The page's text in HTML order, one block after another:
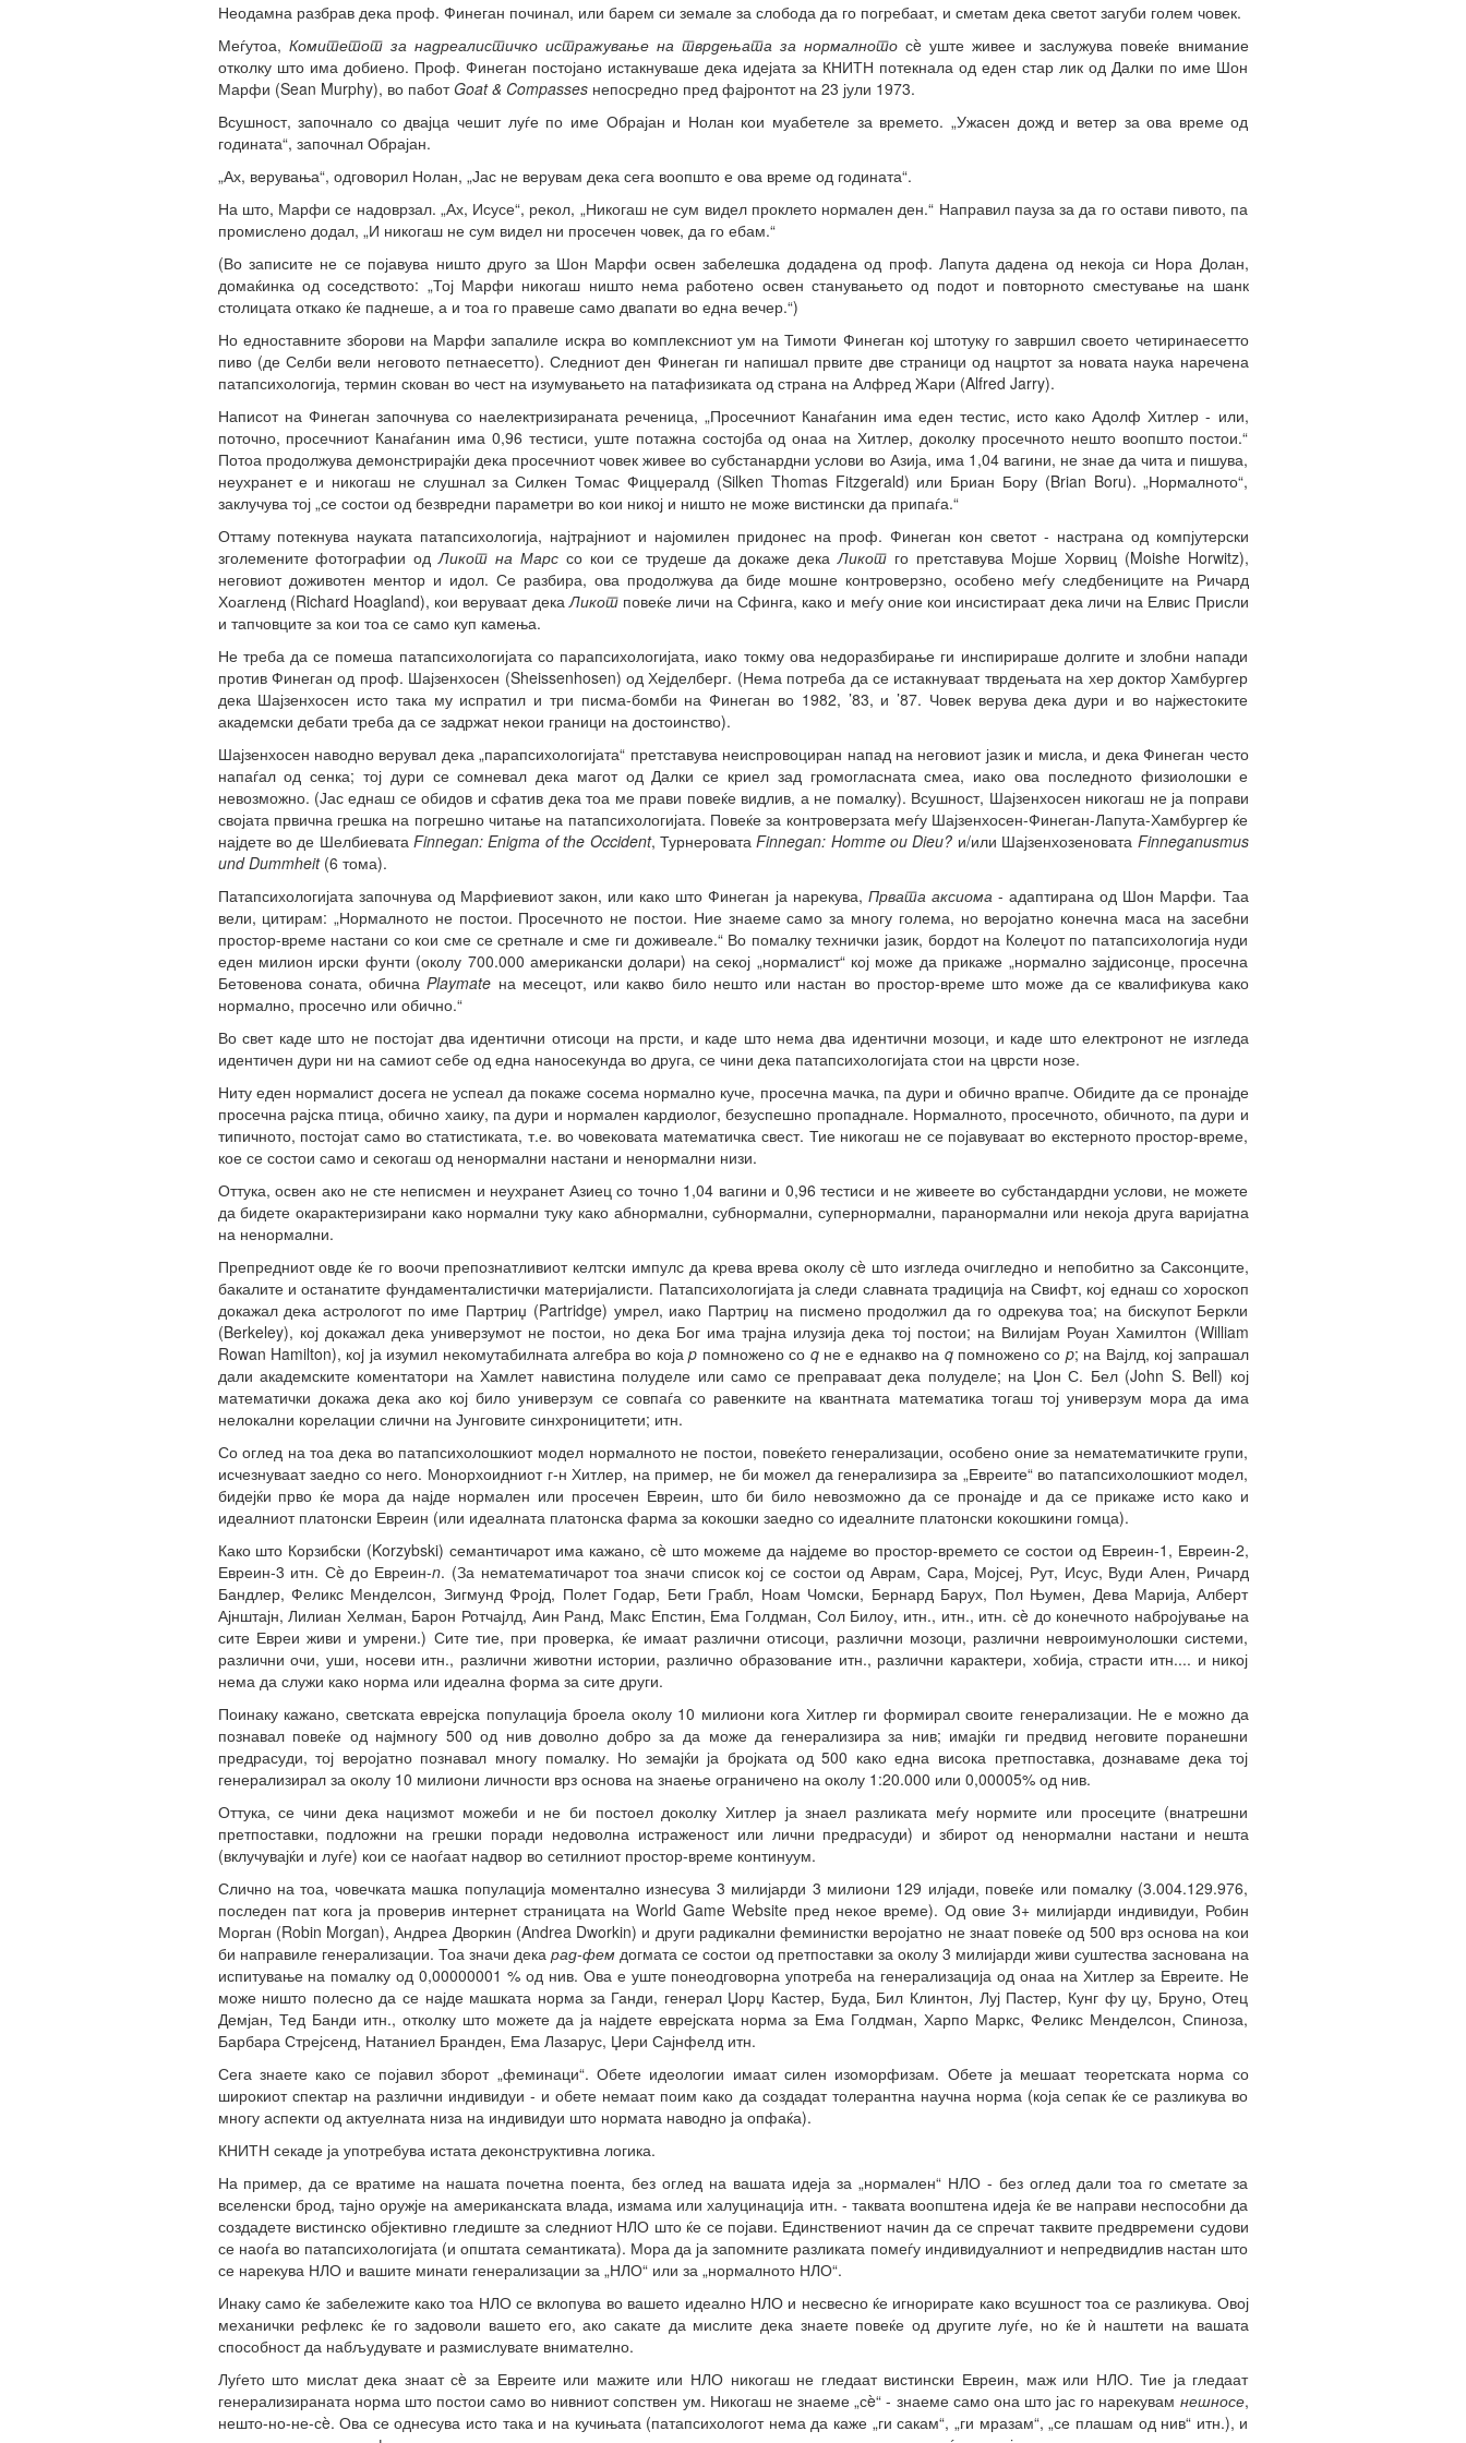
Неодамна разбрав дека проф. Финеган починал, или барем си земале за слобода да го погребаат, и сметам дека светот загуби голем човек.
Меѓутоа, Комитетот за надреалистичко истражување на тврдењата за нормалното сè уште живее и заслужува повеќе внимание
отколку што има добиено. Проф. Финеган постојано истакнуваше дека идејата за КНИТН потекнала од еден стар лик од Далки по име Шон
Марфи (Sean Murphy), во паботGoat & Compassesнепосредно пред фајронтот на 23 јули 1973.
Всушност, започнало со двајца чешит луѓе по име Обрајан и Нолан кои муабетеле за времето. „Ужасен дожд и ветер за ова време од
годината“, започнал Обрајан.
„Ах, верувања“, одговорил Нолан, „Јас не верувам дека сега воопшто е ова време од годината“.
На што, Марфи се надоврзал. „Ах, Исусе“, рекол, „Никогаш не сум видел проклето нормален ден.“ Направил пауза за да го остави пивото, па
промислено додал, „И никогаш не сум видел ни просечен човек, да го ебам.“
(Во записите не се појавува ништо друго за Шон Марфи освен забелешка додадена од проф. Лапута дадена од некоја си Нора Долан,
домаќинка од соседството: „Тој Марфи никогаш ништо нема работено освен станувањето од подот и повторното сместување на шанк
столицата откако ќе паднеше, а и тоа го правеше само двапати во една вечер.“)
Но едноставните зборови на Марфи запалиле искра во комплексниот ум на Тимоти Финеган кој штотуку го завршил своето четиринаесетто
пиво (де Селби вели неговото петнаесетто). Следниот ден Финеган ги напишал првите две страници од нацртот за новата наука наречена
патапсихологија, термин скован во чест на изумувањето на патафизиката од страна на Алфред Жари (Alfred Jarry).
Написот на Финеган започнува со наелектризираната реченица, „Просечниот Канаѓанин има еден тестис, исто како Адолф Хитлер - или,
поточно, просечниот Канаѓанин има 0,96 тестиси, уште потажна состојба од онаа на Хитлер, доколку просечното нешто воопшто постои.“
Потоа продолжува демонстрирајќи дека просечниот човек живее во субстанардни услови во Азија, има 1,04 вагини, не знае да чита и пишува,
неухранет е и никогаш не слушнал за Силкен Томас Фицџералд (Silken Thomas Fitzgerald) или Бриан Бору (Brian Boru). „Нормалното“,
заклучува тој „се состои од безвредни параметри во кои никој и ништо не може вистински да припаѓа.“
Оттаму потекнува науката патапсихологија, најтрајниот и најомилен придонес на проф. Финеган кон светот - настрана од компјутерски
зголемените фотографии одЛикот на Марссо кои се трудеше да докаже декаЛикот го претставува Мојше Хорвиц (Moishe Horwitz),
неговиот доживотен ментор и идол. Се разбира, ова продолжува да биде мошне контроверзно, особено меѓу следбениците на Ричард
Хоагленд (Richard Hoagland), кои веруваат декаЛикотповеќе личи на Сфинга, како и меѓу оние кои инсистираат дека личи на Елвис Присли
и тапчовците за кои тоа се само куп камења.
Не треба да се помеша патапсихологијата со парапсихологијата, иако токму ова недоразбирање ги инспирираше долгите и злобни напади
против Финеган од проф. Шајзенхосен (Sheissenhosen) од Хејделберг. (Нема потреба да се истакнуваат тврдењата на хер доктор Хамбургер
дека Шајзенхосен исто така му испратил и три писма-бомби на Финеган во 1982, ’83, и ’87. Човек верува дека дури и во најжестоките
академски дебати треба да се задржат некои граници на достоинство).
Шајзенхосен наводно верувал дека „парапсихологијата“ претставува неиспровоциран напад на неговиот јазик и мисла, и дека Финеган често
напаѓал од сенка; тој дури се сомневал дека магот од Далки се криел зад громогласната смеа, иако ова последното физиолошки е
невозможно. (Јас еднаш се обидов и сфатив дека тоа ме прави повеќе видлив, а не помалку). Всушност, Шајзенхосен никогаш не ја поправи
својата првична грешка на погрешно читање на патапсихологијата. Повеќе за контроверзата меѓу Шајзенхосен-Финеган-Лапута-Хамбургер ќе
најдете во де Шелбиевата Finnegan: Enigma of the Occident, ТурнероватаFinnegan: Homme ou Dieu? и/или Шајзенхозеновата Finneganusmus
und Dummheit(6 тома).
Патапсихологијата започнува од Марфиевиот закон, или како што Финеган ја нарекува, Првата аксиома- адаптирана од Шон Марфи. Таа
вели, цитирам: „Нормалното не постои. Просечното не постои. Ние знаеме само за многу голема, но веројатно конечна маса на засебни
простор-време настани со кои сме се сретнале и сме ги доживеале.“ Во помалку технички јазик, бордот на Колеџот по патапсихологија нуди
еден милион ирски фунти (околу 700.000 американски долари) на секој „нормалист“ кој може да прикаже „нормално зајдисонце, просечна
Бетовенова соната, обичнаPlaymate на месецот, или какво било нешто или настан во простор-време што може да се квалификува како
нормално, просечно или обично.“
Во свет каде што не постојат два идентични отисоци на прсти, и каде што нема два идентични мозоци, и каде што електронот не изгледа
идентичен дури ни на самиот себе од една наносекунда во друга, се чини дека патапсихологијата стои на цврсти нозе.
Ниту еден нормалист досега не успеал да покаже сосема нормално куче, просечна мачка, па дури и обично врапче. Обидите да се пронајде
просечна рајска птица, обично хаику, па дури и нормален кардиолог, безуспешно пропаднале. Нормалното, просечното, обичното, па дури и
типичното, постојат само во статистиката, т.е. во човековата математичка свест. Тие никогаш не се појавуваат во екстерното простор-време,
кое се состои само и секогаш од ненормални настани и ненормални низи.
Оттука, освен ако не сте неписмен и неухранет Азиец со точно 1,04 вагини и 0,96 тестиси и не живеете во субстандардни услови, не можете
да бидете окарактеризирани како нормални туку како абнормални, субнормални, супернормални, паранормални или некоја друга варијатна
на ненормални.
Препредниот овде ќе го воочи препознатливиот келтски импулс да крева врева околу сè што изгледа очигледно и непобитно за Саксонците,
бакалите и останатите фундаменталистички материјалисти. Патапсихологијата ја следи славната традиција на Свифт, кој еднаш со хороскоп
докажал дека астрологот по име Партриџ (Partridge) умрел, иако Партриџ на писмено продолжил да го одрекува тоа; на бискупот Беркли
(Berkeley), кој докажал дека универзумот не постои, но дека Бог има трајна илузија дека тој постои; на Вилијам Роуан Хамилтон (William
Rowan Hamilton), коj ја изумил некомутабилната алгебра во којаp помножено со qне е еднакво на qпомножено со p; на Вајлд, кој запрашал
дали академските коментатори на Хамлет навистина полуделе или само се преправаат дека полуделе; на Џон С. Бел (John S. Bell) кој
математички докажа дека ако кој било универзум се совпаѓа со равенките на квантната математика тогаш тој универзум мора да има
нелокални корелации слични на Јунговите синхроницитети; итн.
Со оглед на тоа дека во патапсихолошкиот модел нормалното не постои, повеќето генерализации, особено оние за нематематичките групи,
исчезнуваат заедно со него. Монорхоидниот г-н Хитлер, на пример, не би можел да генерализира за „Евреите“ во патапсихолошкиот модел,
бидејќи прво ќе мора да најде нормален или просечен Евреин, што би било невозможно да се пронајде и да се прикаже исто како и
идеалниот платонски Евреин (или идеалната платонска фарма за кокошки заедно со идеалните платонски кокошкини гомца).
Како што Корзибски (Korzybski) семантичарот има кажано, сè што можеме да најдеме во простор-времето се состои од Евреин-1, Евреин-2,
Евреин-3 итн. Сè до Евреин-n. (За нематематичарот тоа значи список кој се состои од Аврам, Сара, Мојсеј, Рут, Исус, Вуди Ален, Ричард
Бандлер, Феликс Менделсон, Зигмунд Фројд, Полет Годар, Бети Грабл, Ноам Чомски, Бернард Барух, Пол Њумен, Дева Марија, Алберт
Ајнштајн, Лилиан Хелман, Барон Ротчајлд, Аин Ранд, Макс Епстин, Ема Голдман, Сол Билоу, итн., итн., итн. сè до конечното набројување на
сите Евреи живи и умрени.) Сите тие, при проверка, ќе имаат различни отисоци, различни мозоци, различни невроимунолошки системи,
различни очи, уши, носеви итн., различни животни истории, различно образование итн., различни карактери, хобија, страсти итн.... и никој
нема да служи како норма или идеална форма за сите други.
Поинаку кажано, светската еврејска популација броела околу 10 милиони кога Хитлер ги формирал своите генерализации. Не е можно да
познавал повеќе од најмногу 500 од нив доволно добро за да може да генерализира за нив; имајќи ги предвид неговите поранешни
предрасуди, тој веројатно познавал многу помалку. Но земајќи ја бројката од 500 како една висока претпоставка, дознаваме дека тој
генерализирал за околу 10 милиони личности врз основа на знаење ограничено на околу 1:20.000 или 0,00005% од нив.
Оттука, се чини дека нацизмот можеби и не би постоел доколку Хитлер ја знаел разликата меѓу нормите или просеците (внатрешни
претпоставки, подложни на грешки поради недоволна истраженост или лични предрасуди) и збирот од ненормални настани и нешта
(вклучувајќи и луѓе) кои се наоѓаат надвор во сетилниот простор-време континуум.
Слично на тоа, човечката машка популација моментално изнесува 3 милијарди 3 милиони 129 илјади, повеќе или помалку (3.004.129.976,
последен пат кога ја проверив интернет страницата на World Game Website пред некое време). Од овие 3+ милијарди индивидуи, Робин
Морган (Robin Morgan), Андреа Дворкин (Andrea Dworkin) и други радикални феминистки веројатно не знаат повеќе од 500 врз основа на кои
би направиле генерализации. Тоа значи декарад-фем догмата се состои од претпоставки за околу 3 милијарди живи суштества заснована на
испитување на помалку од 0,00000001 % од нив. Ова е уште понеодговорна употреба на генерализација од онаа на Хитлер за Евреите. Не
може ништо полесно да се најде машката норма за Ганди, генерал Џорџ Кастер, Буда, Бил Клинтон, Луј Пастер, Кунг фу цу, Бруно, Отец
Демјан, Тед Банди итн., отколку што можете да ја најдете еврејската норма за Ема Голдман, Харпо Маркс, Феликс Менделсон, Спиноза,
Барбара Стрејсенд, Натаниел Бранден, Ема Лазарус, Џери Сајнфелд итн.
Сега знаете како се појавил зборот „феминаци“. Обете идеологии имаат силен изоморфизам. Обете ја мешаат теоретската норма со
широкиот спектар на различни индивидуи - и обете немаат поим како да создадат толерантна научна норма (која сепак ќе се разликува во
многу аспекти од актуелната низа на индивидуи што нормата наводно ја опфаќа).
КНИТН секаде ја употребува истата деконструктивна логика.
На пример, да се вратиме на нашата почетна поента, без оглед на вашата идеја за „нормален“ НЛО - без оглед дали тоа го сметате за
вселенски брод, тајно оружје на американската влада, измама или халуцинација итн. - таквата воопштена идеја ќе ве направи неспособни да
создадете вистинско објективно гледиште за следниот НЛО што ќе се појави. Единствениот начин да се спречат таквите предвремени судови
се наоѓа во патапсихологијата (и општата семантиката). Мора да ја запомните разликата помеѓу индивидуалниот и непредвидлив настан што
се нарекува НЛО и вашите минати генерализации за „НЛО“ или за „нормалното НЛО“.
Инаку само ќе забележите како тоа НЛО се вклопува во вашето идеално НЛО и несвесно ќе игнорирате како всушност тоа се разликува. Овој
механички рефлекс ќе го задоволи вашето его, ако сакате да мислите дека знаете повеќе од другите луѓе, но ќе ѝ наштети на вашата
способност да набљудувате и размислувате внимателно.
Луѓето што мислат дека знаат сè за Евреите или мажите или НЛО никогаш не гледаат вистински Евреин, маж или НЛО. Тие ја гледаат
генерализираната норма што постои само во нивниот сопствен ум. Никогаш не знаеме „сè“ - знаеме само она што јас го нарекувам нешносе,
нешто-но-не-сè. Ова се однесува исто така и на кучињата (патапсихологот нема да каже „ги сакам“, „ги мразам“, „се плашам од нив“ итн.), и